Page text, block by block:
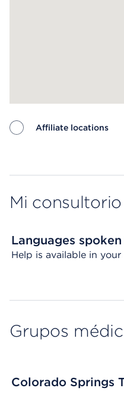
Affiliate locations
Mi consultorio
Languages
Help is available in your
Grupos
Colorado Springs